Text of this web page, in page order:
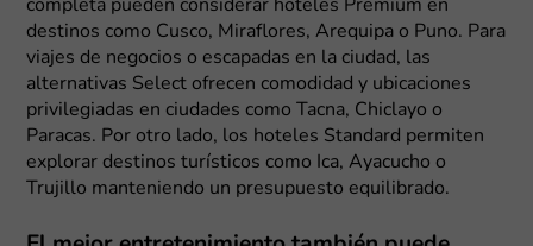
completa pueden considerar hoteles Premium en
destinos como Cusco, Miraflores, Arequipa o Puno. Para
viajes de negocios o escapadas en la ciudad, las
alternativas Select ofrecen comodidad y ubicaciones
privilegiadas en ciudades como Tacna, Chiclayo o
Paracas. Por otro lado, los hoteles Standard permiten
explorar destinos turísticos como Ica, Ayacucho o
Trujillo manteniendo un presupuesto equilibrado.